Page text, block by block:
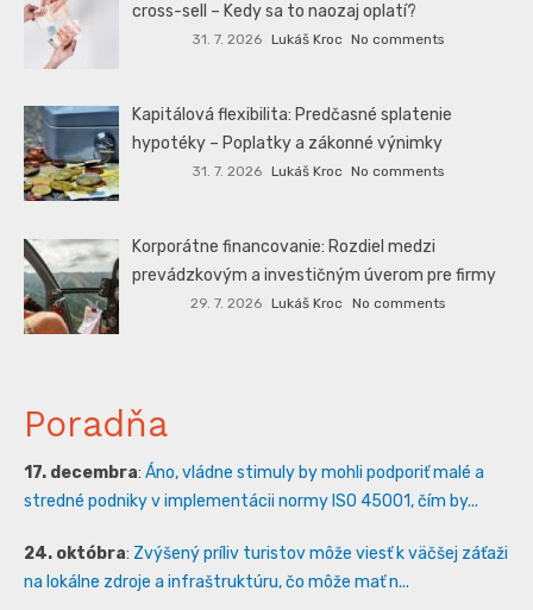
cross-sell – Kedy sa to naozaj oplatí?
31. 7. 2026 Lukáš Kroc No comments
Kapitálová flexibilita: Predčasné splatenie
hypotéky – Poplatky a zákonné výnimky
31. 7. 2026 Lukáš Kroc No comments
Korporátne financovanie: Rozdiel medzi
prevádzkovým a investičným úverom pre firmy
29. 7. 2026 Lukáš Kroc No comments
Poradňa
17. decembra: Áno, vládne stimuly by mohli podporiť malé a
stredné podniky v implementácii normy ISO 45001, čím by...
24. októbra: Zvýšený príliv turistov môže viesť k väčšej záťaži
na lokálne zdroje a infraštruktúru, čo môže mať n...